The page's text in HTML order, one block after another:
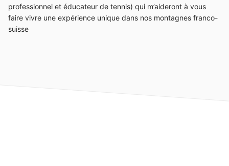
professionnel et éducateur de tennis) qui m’aideront à vous
faire vivre une expérience unique dans nos montagnes franco-
suisse